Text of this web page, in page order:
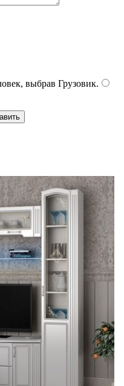
выбрав Грузовик.